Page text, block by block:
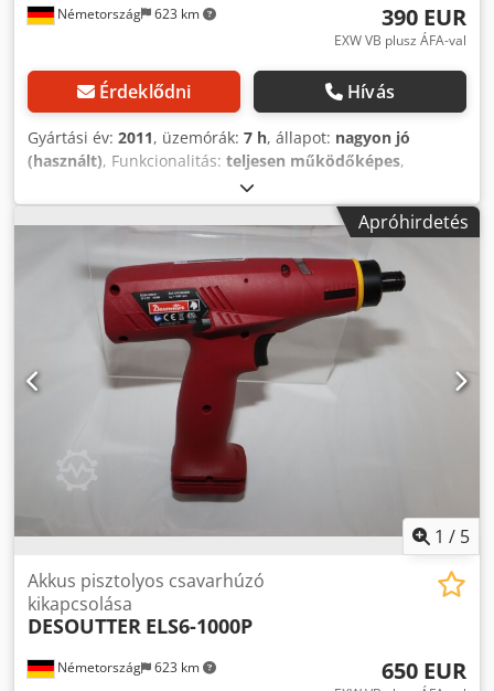
Németország 623 km 390 EUR
EXW VB plusz ÁFA-val
Érdeklődni Hívás
Gyártási év: 2011, üzemórák: 7 h, állapot: nagyon jó
(használt), Funkcionalitás: teljesen működőképes,
6151659360, Bemutatóeszköz-
készletünkből, tesztelt és teljesen működőképes: Dcsdpfx
Asv Ipx Hem Eek Desoutter kisfeszültségű csavarhúzó
SLB012-A2000-S4Q-NE kikapcsolás nyomásindítással
Üresjárati fordulatszám: 1000 / 750 min-1
Nyomatéktartomány: 0,20-1,18 Nm Kimenet: 1/4" Hossz:
245 mm Súly akkumulátor nélkül: 0,83 kg Ipari gyártáshoz
és karbantartáshoz egyéb szerszámok kérésre.
Apróhirdetés
1 / 5
Németország 623 km
Akkus pisztolyos csavarhúzó
kikapcsolása
DESOUTTER ELS6-1000P
650 EUR